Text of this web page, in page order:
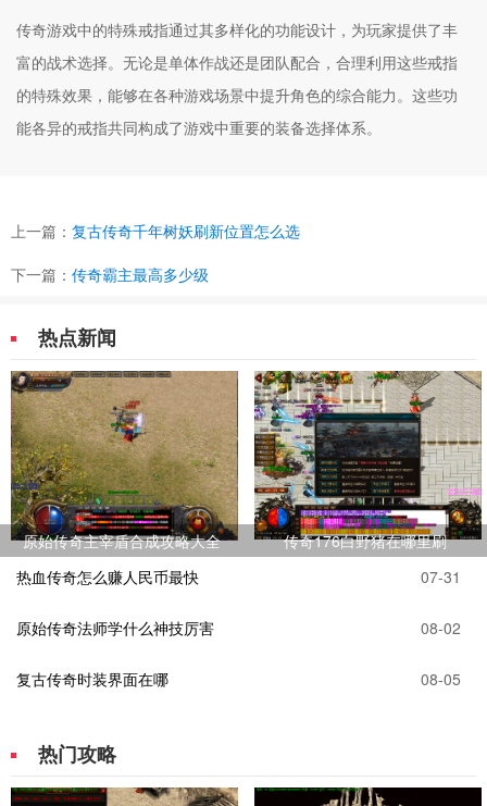
传奇游戏中的特殊戒指通过其多样化的功能设计，为玩家提供了丰
富的战术选择。无论是单体作战还是团队配合，合理利用这些戒指
的特殊效果，能够在各种游戏场景中提升角色的综合能力。这些功
能各异的戒指共同构成了游戏中重要的装备选择体系。
上一篇： 复古传奇千年树妖刷新位置怎么选
下一篇： 传奇霸主最高多少级
热点新闻
原始传奇主宰盾合成攻略大全
传奇176白野猪在哪里刷
热血传奇怎么赚人民币最快
07-31
原始传奇法师学什么神技厉害 08-02
复古传奇时装界面在哪 08-05
热门攻略